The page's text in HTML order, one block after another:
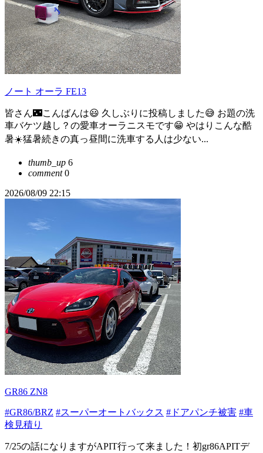
ノート オーラ FE13
皆さん🌃こんばんは😃 久しぶりに投稿しました😅 お題の洗
車バケツ越し？の愛車オーラニスモです😁 やはりこんな酷
暑☀️猛暑続きの真っ昼間に洗車する人は少ない...
thumb_up 6
comment0
2026/08/09 22:15
GR86 ZN8
#GR86/BRZ #スーパーオートバックス #ドアパンチ被害 #車
検見積り
7/25の話になりますがAPIT行って来ました！初gr86APITデ